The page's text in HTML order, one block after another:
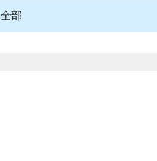
全部